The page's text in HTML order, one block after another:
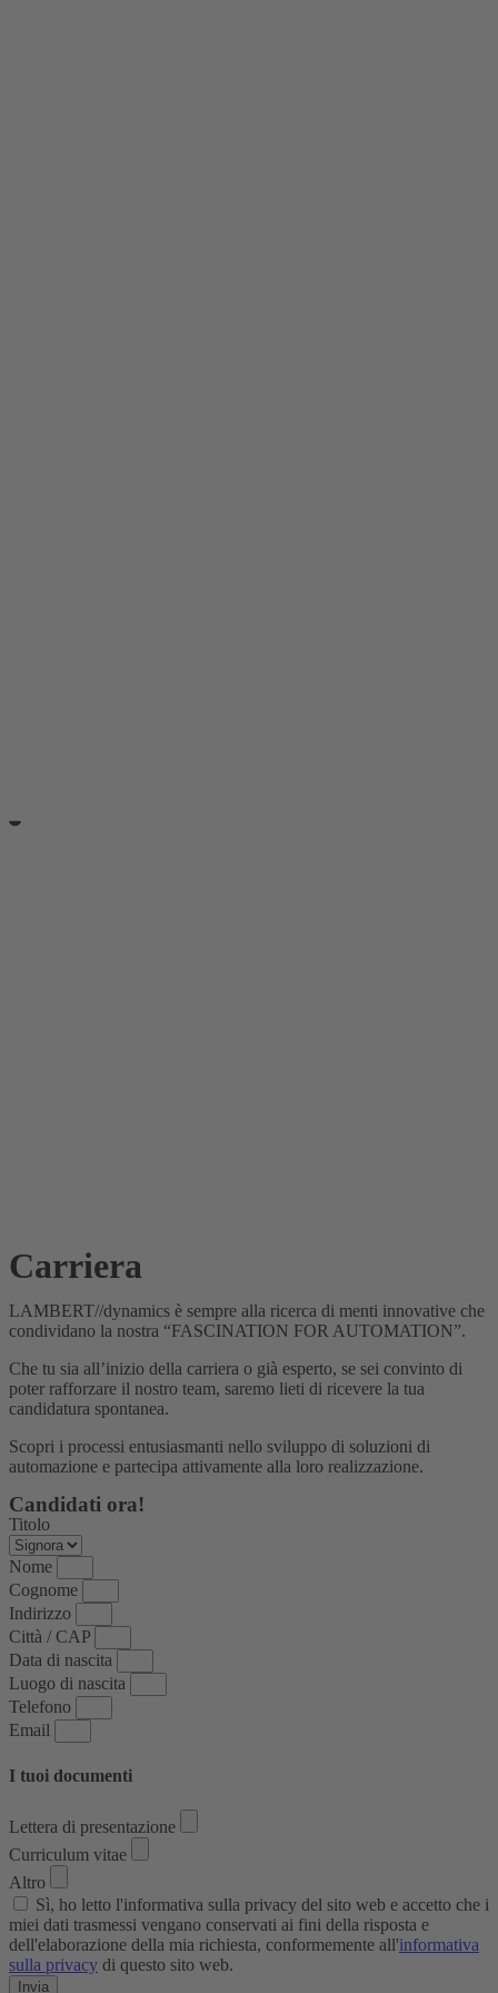
Carriera
LAMBERT//dynamics è sempre alla ricerca di menti innovative che
condividano la nostra “FASCINATION FOR AUTOMATION”.
Che tu sia all’inizio della carriera o già esperto, se sei convinto di
poter rafforzare il nostro team, saremo lieti di ricevere la tua
candidatura spontanea.
Scopri i processi entusiasmanti nello sviluppo di soluzioni di
automazione e partecipa attivamente alla loro realizzazione.
Candidati ora!
Titolo
Nome
Cognome
Indirizzo
Città / CAP
Data di nascita
Luogo di nascita
Telefono
Email
I tuoi documenti
Lettera di presentazione
Curriculum vitae
Altro
Sì, ho letto l'informativa sulla privacy del sito web e accetto che i
miei dati trasmessi vengano conservati ai fini della risposta e
dell'elaborazione della mia richiesta, conformemente all'informativa
sulla privacy di questo sito web.
Invia